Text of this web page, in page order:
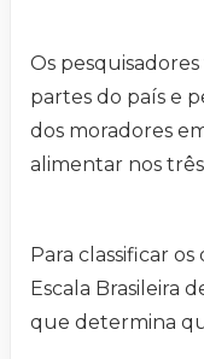
Os
partes do país e
dos moradores
alimentar nos
Para classificar
Escala Brasileira
que determina